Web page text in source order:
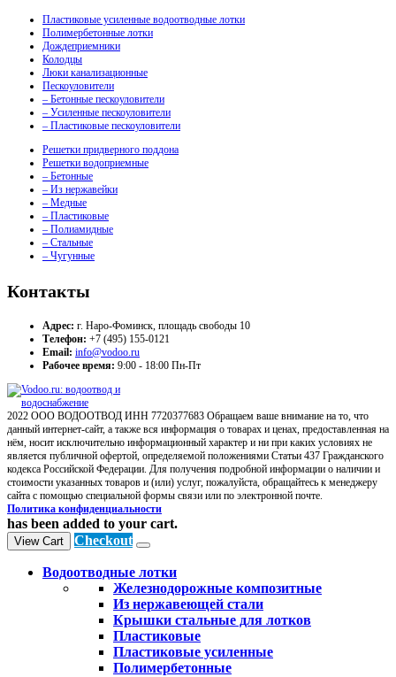
Пластиковые усиленные водоотводные лотки
Полимербетонные лотки
Дождеприемники
Колодцы
Люки канализационные
Пескоуловители
– Бетонные пескоуловители
– Усиленные пескоуловители
– Пластиковые пескоуловители
Решетки придверного поддона
Решетки водоприемные
– Бетонные
– Из нержавейки
– Медные
– Пластиковые
– Полиамидные
– Стальные
– Чугунные
Контакты
Адрес: г. Наро-Фоминск, площадь свободы 10
Телефон: +7 (495) 155-0121
Email: info@vodoo.ru
Рабочее время: 9:00 - 18:00 Пн-Пт
2022 ООО ВОДООТВОД ИНН 7720377683 Обращаем ваше внимание на то, что
данный интернет-сайт, а также вся информация о товарах и ценах, предоставленная на
нём, носит исключительно информационный характер и ни при каких условиях не
является публичной офертой, определяемой положениями Статьи 437 Гражданского
кодекса Российской Федерации. Для получения подробной информации о наличии и
стоимости указанных товаров и (или) услуг, пожалуйста, обращайтесь к менеджеру
сайта с помощью специальной формы связи или по электронной почте.
Политика конфиденциальности
has been added to your cart.
View Cart Checkout
Водоотводные лотки
Железнодорожные композитные
Из нержавеющей стали
Крышки стальные для лотков
Пластиковые
Пластиковые усиленные
Полимербетонные